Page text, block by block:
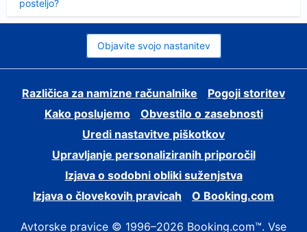
posteljo?
Objavite svojo nastanitev
Različica za namizne računalnike
Pogoji storitev
Kako poslujemo
Obvestilo o zasebnosti
Uredi nastavitve piškotkov
Upravljanje personaliziranih priporočil
Izjava o sodobni obliki suženjstva
Izjava o človekovih pravicah
O Booking.com
Avtorske pravice © 1996–2026 Booking.com™. Vse